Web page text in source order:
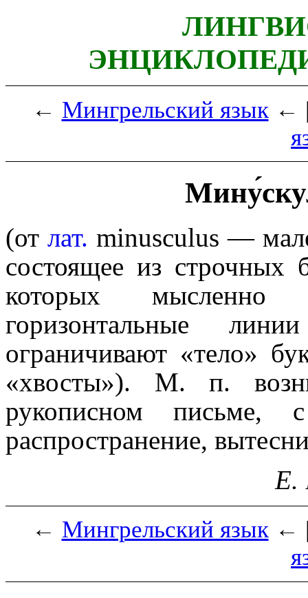
← Мингрельский язык←
(от лат. minusculus —
состоящее из строчных
которых мысленно
горизонтальные
ограничивают «тело»
«хвосты»). М. п.
рукописном
распространение,
Е.
← Мингрельский язык←